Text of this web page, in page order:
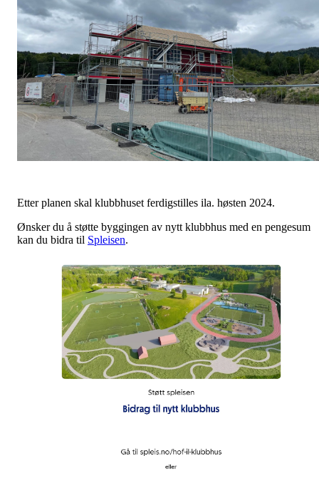
Etter planen skal klubbhuset ferdigstilles ila. høsten 2024.
Ønsker du å støtte byggingen av nytt klubbhus med en pengesum
kan du bidra til Spleisen.